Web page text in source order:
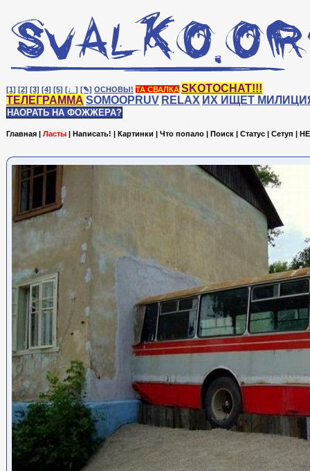
[1] [2] [3] [4] [5] [♩] [✎] ОСНОВЫ! ТА СВАЛКА SKOTOCHAT!!!
ТЕЛЕГРАММА SOMOOPRUV RELAX ИХ ИЩЕТ
НАОРАТЬ НА ФОЖЖЕРА?
Главная | Ласты | Написать! | Картинки | Что попало | Поиск | Статус | Сетуп |